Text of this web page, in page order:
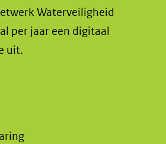
Waterveiligheid
per jaar een digitaal
uit.